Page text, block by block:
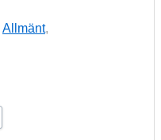
Allmänt,